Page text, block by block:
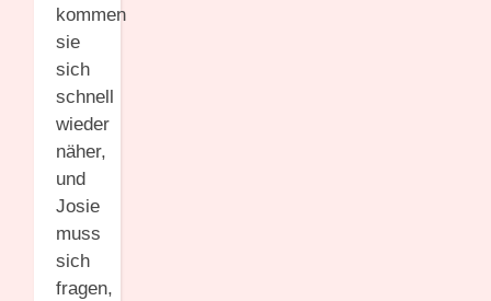
kommen
sie
sich
schnell
wieder
näher,
und
Josie
muss
sich
fragen,